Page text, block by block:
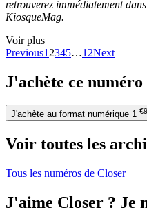
retrouverez immédiatement
KiosqueMag.
Voir plus
Previous1 2345…12Next
J'achète ce numéro
J'achète au format numérique 1
Voir toutes les
Tous les numéros de Closer
J'aime Closer ? Je